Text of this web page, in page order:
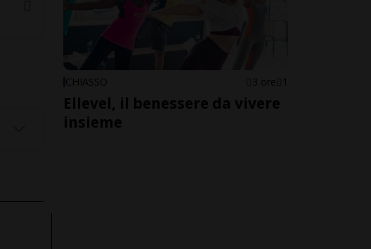
CHIASSO 3 ore 1
Ellevel, il benessere da vivere
insieme